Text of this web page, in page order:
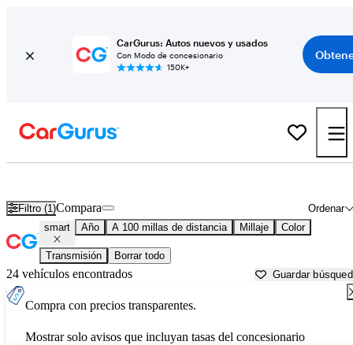
CarGurus: Autos nuevos y usados
Con Modo de concesionario
150K+
Filtro (1) Ordenar
Compara
smart Año A 100 millas de distancia Millaje Color
Transmisión Borrar todo
24 vehículos encontrados Guardar
Compra con precios transparentes.
Mostrar solo avisos que incluyan tasas del concesionario